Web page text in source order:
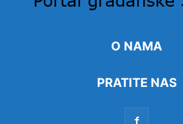
O NAMA
PRATITE NAS